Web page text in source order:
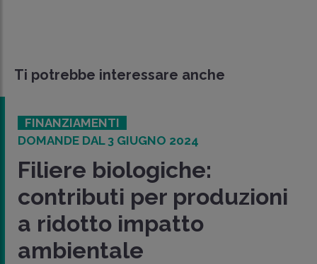
Ti potrebbe interessare anche
FINANZIAMENTI
DOMANDE DAL 3 GIUGNO 2024
Filiere biologiche:
contributi per produzioni
a ridotto impatto
ambientale